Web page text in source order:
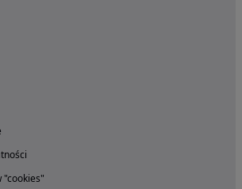
"cookies"